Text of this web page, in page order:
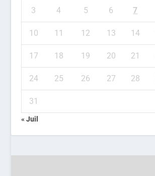
3 4 5 6 7
10 11 12 13 14
17 18 19 20 21
24 25 26 27 28
31
« Juil